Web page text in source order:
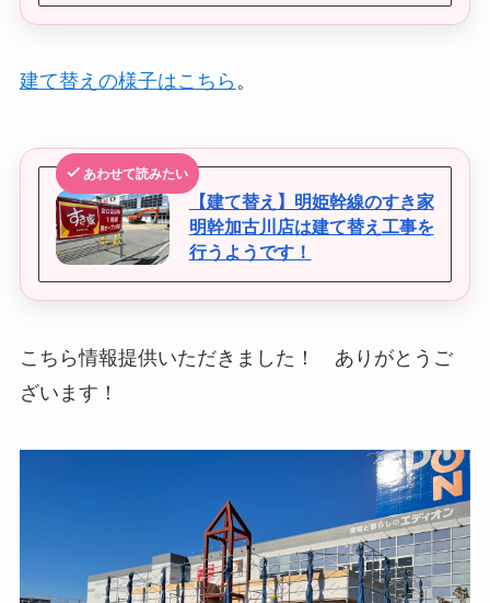
建て替えの様子はこちら 。
あわせて読みたい
【建て替え】明姫幹線のすき家
明幹加古川店は建て替え工事を
行うようです！
こちら情報提供いただきました！ ありがとうご
ざいます！